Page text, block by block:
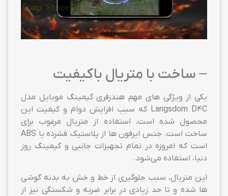
– ساخت با متریال باکیفیت
یکی از ویژگی های مهم هندزفری گیمینگ موبایل مدل
Langsdom D4C که سبب افزایش دوام و کیفیت این
محصول شده است، استفاده از متریال مرغوب برای
ساخت است. جنس ایرفون ها از پلاستیک فشرده یا ABS
است که امروزه در تمام تجهیزات جانبی و گیمینگ روز
دنیا، استفاده می‌شود.
این متریال، سبب جلوگیری از خط و خش به بدنه گوشی
ها شده و تا حد زیادی در برابر ضربه و شکستگی نیز از